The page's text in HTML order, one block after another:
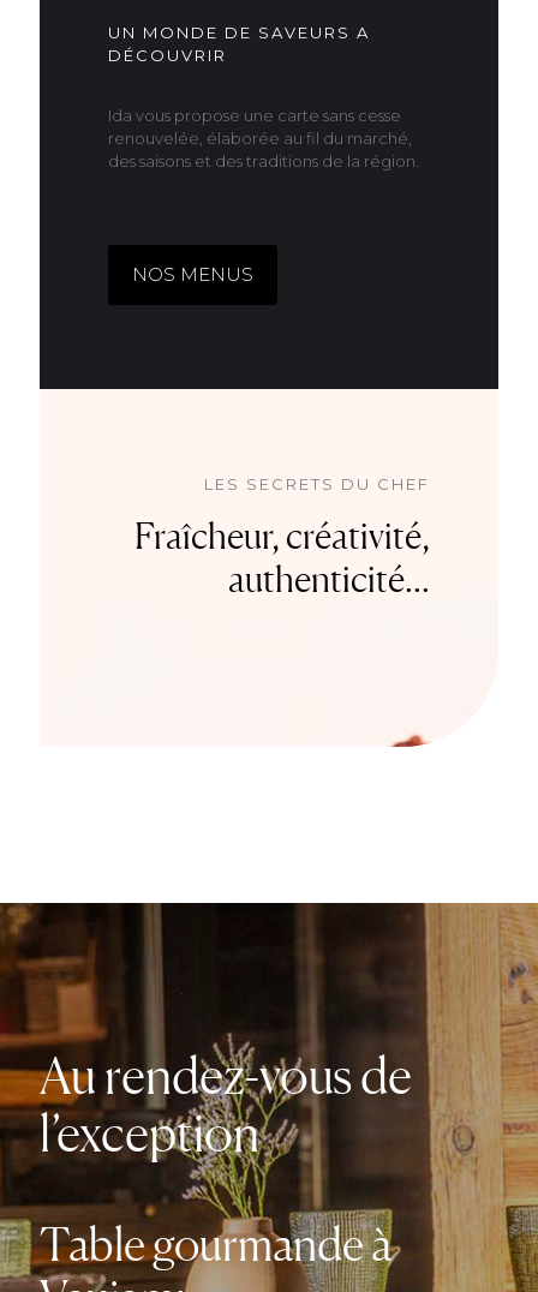
UN MONDE DE SAVEURS A
DÉCOUVRIR
Ida vous propose une carte sans cesse
renouvelée, élaborée au fil du marché,
des saisons et des traditions de la région.
NOS MENUS
LES SECRETS DU CHEF
Fraîcheur, créativité,
authenticité...
Au rendez-vous de
l’exception
Table gourmande à